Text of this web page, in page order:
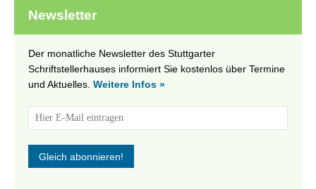
Newsletter
Der monatliche Newsletter des Stuttgarter
Schriftstellerhauses informiert Sie kostenlos über Termine
und Aktuelles. Weitere Infos »